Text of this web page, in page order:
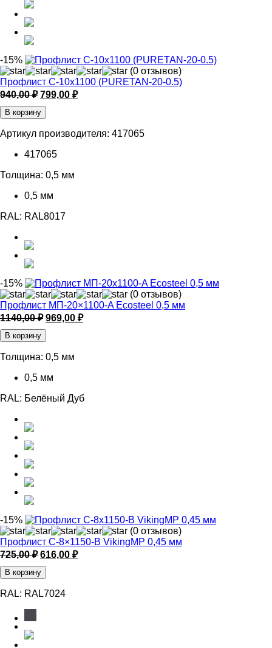
-15%
(0 отзывов)
Профлист С-10х1100 (PURETAN-20-0.5)
940,00₽ Первоначальная
цена
составляла
799,00 ₽Текущая
В корзину
Артикул производителя: 417065
417065
Толщина: 0,5 мм
0,5 мм
RAL: RAL8017
-15%
(0 отзывов)
Профлист МП-20×1100-A Ecosteel 0,5 мм
1140,00₽ Первоначальная
цена
составляла
1140,00 ₽.
969,00 ₽Текущая
В корзину
Толщина: 0,5 мм
0,5 мм
RAL: Белёный Дуб
-15%
(0 отзывов)
Профлист С-8×1150-B VikingMP 0,45 мм
725,00₽ Первоначальная
цена
составляла
725,00 ₽.
616,00 ₽Текущая
В корзину
RAL: RAL7024